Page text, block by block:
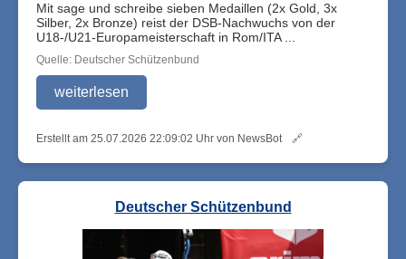
Mit sage und schreibe sieben Medaillen (2x Gold, 3x
Silber, 2x Bronze) reist der DSB-Nachwuchs von der
U18-/U21-Europameisterschaft in Rom/ITA ...
Quelle: Deutscher Schützenbund
weiterlesen
Erstellt am 25.07.2026 22:09:02 Uhr von NewsBot 🔗
Deutscher Schützenbund